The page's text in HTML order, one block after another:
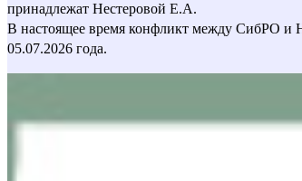
принадлежат Нестеровой Е.А.
В настоящее время конфликт между СибРО и
05.07.2026 года.